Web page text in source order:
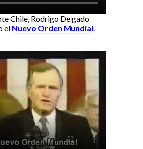
Chile, Rodrigo Delgado
el Nuevo Orden Mundial.